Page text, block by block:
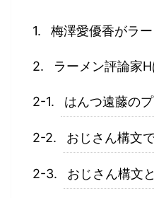
梅澤愛優香がラ
ラーメン評論家
はんつ遠藤の
おじさん構文
おじさん構文